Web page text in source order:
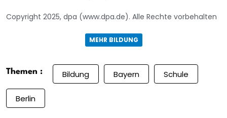
Copyright 2025, dpa (www.dpa.de). Alle Rechte vorbehalten
MEHR BILDUNG
Themen : Bildung Bayern Schule
Berlin